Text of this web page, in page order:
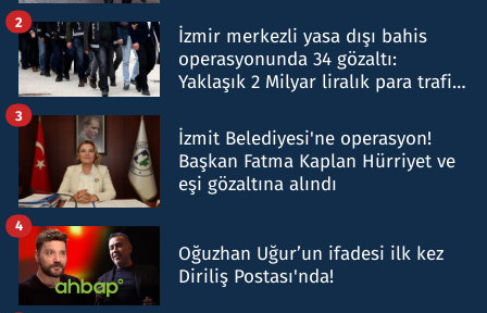
İzmir merkezli yasa dışı bahis
operasyonunda 34 gözaltı:
Yaklaşık 2 Milyar liralık para trafiği
2
İzmit Belediyesi'ne operasyon!
Başkan Fatma Kaplan Hürriyet ve
eşi gözaltına alındı
3
Oğuzhan Uğur’un ifadesi ilk kez
Diriliş Postası'nda!
4